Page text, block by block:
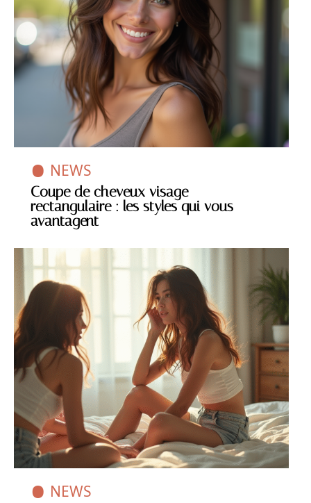
NEWS
Coupe de cheveux visage
rectangulaire : les styles qui vous
avantagent
NEWS